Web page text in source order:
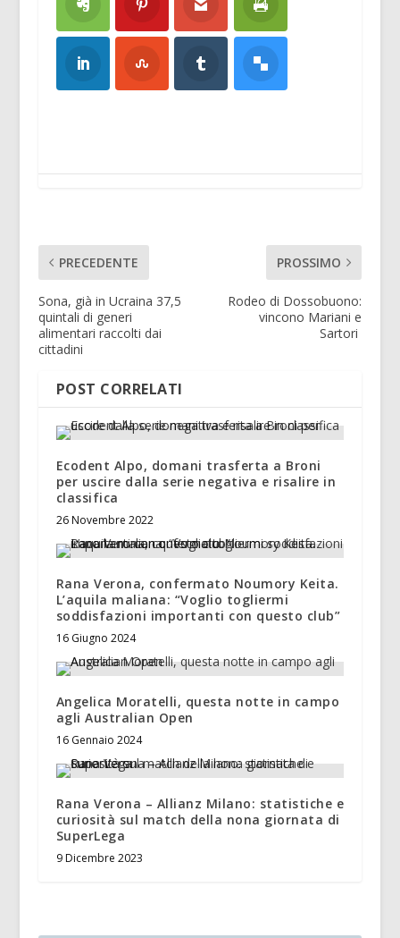
PRECEDENTE
Sona, già in Ucraina 37,5
quintali di generi
alimentari raccolti dai
cittadini
PROSSIMO
Rodeo di Dossobuono:
vincono Mariani e
Sartori
POST CORRELATI
Ecodent Alpo, domani trasferta a Broni
per uscire dalla serie negativa e risalire in
classifica
26 Novembre 2022
Rana Verona, confermato Noumory Keita.
L’aquila maliana: “Voglio togliermi
soddisfazioni importanti con questo club”
16 Giugno 2024
Angelica Moratelli, questa notte in campo
agli Australian Open
16 Gennaio 2024
Rana Verona – Allianz Milano: statistiche e
curiosità sul match della nona giornata di
SuperLega
9 Dicembre 2023